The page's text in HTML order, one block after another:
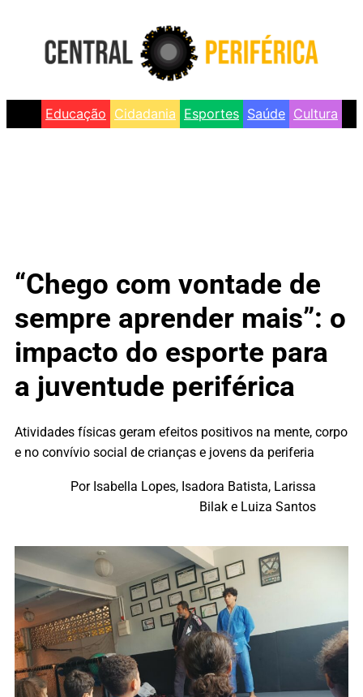
Educação Cidadania Esportes Saúde Cultura
“Chego com vontade de
sempre aprender mais”: o
impacto do esporte para
a juventude periférica
Atividades físicas geram efeitos positivos na mente, corpo
e no convívio social de crianças e jovens da periferia
Por Isabella Lopes, Isadora Batista, Larissa
Bilak e Luiza Santos